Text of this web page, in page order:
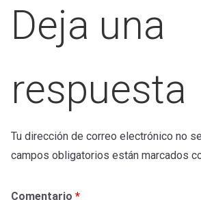
Deja una
respuesta
Tu dirección de correo electrónico no
campos obligatorios están marcados
Comentario *